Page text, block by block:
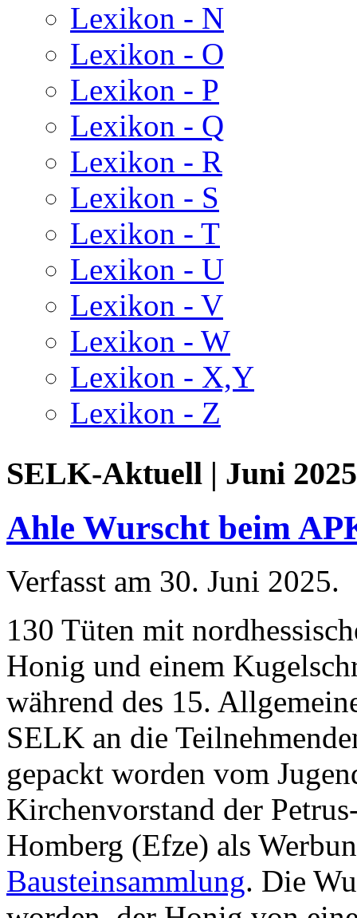
Lexikon - N
Lexikon - O
Lexikon - P
Lexikon - Q
Lexikon - R
Lexikon - S
Lexikon - T
Lexikon - U
Lexikon - V
Lexikon - W
Lexikon - X,Y
Lexikon - Z
SELK-Aktuell | Juni 2025
Ahle Wurscht beim
Verfasst am 30. Juni 2025.
130 Tüten mit
Honig und einem
während des 15.
SELK an die
gepackt worden vom
Kirchenvorstand der
Homberg (Efze) als
Bausteinsammlung. Die